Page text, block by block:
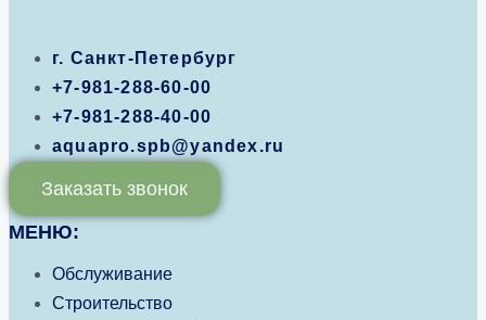
г. Санкт-Петербург
+7-981-288-60-00
+7-981-288-40-00
aquapro.spb@yandex.ru
Заказать звонок
МЕНЮ:
Обслуживание
Строительство